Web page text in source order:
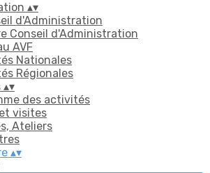
▴▾
d'Administration
Conseil d'Administration
AVF
Nationales
Régionales
▴▾
des activités
visites
Ateliers
▴▾